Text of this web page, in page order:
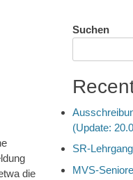
die
Suchen
(Update:
SR-
MVS-